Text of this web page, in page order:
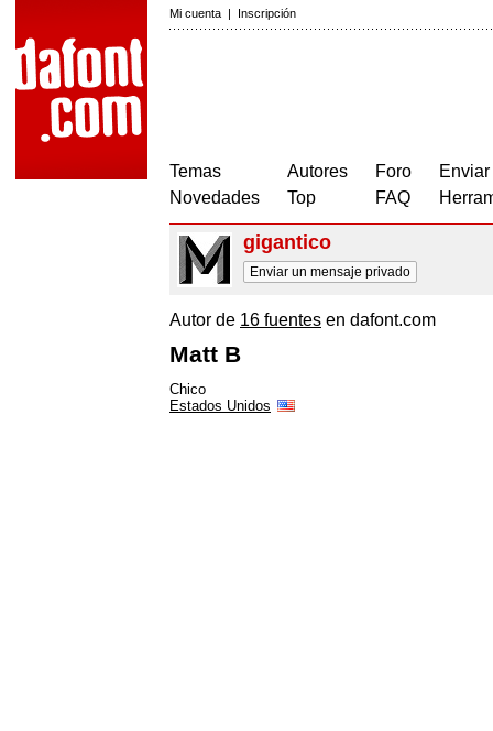
Mi cuenta | Inscripción
Temas
Novedades
Autores
Top
Foro
FAQ
gigantico
Enviar un mensaje privado
Autor de 16 fuentes en dafont.com
Matt B
Chico
Estados Unidos